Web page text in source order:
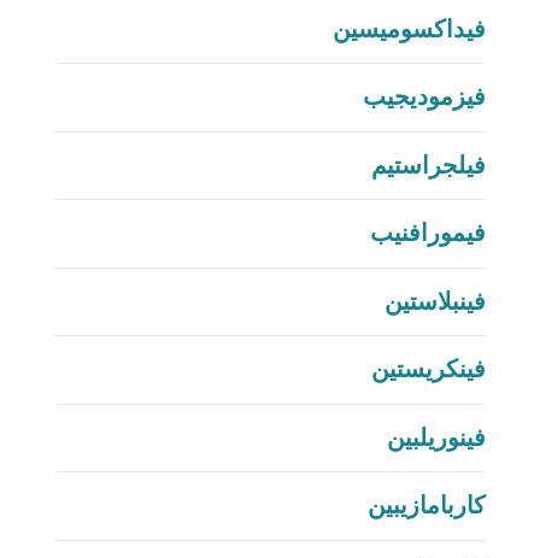
فيداكسوميسين
فيزموديجيب
فيلجراستيم
فيمورافنيب
فينبلاستين
فينكريستين
فينوريلبين
كاربامازيبين